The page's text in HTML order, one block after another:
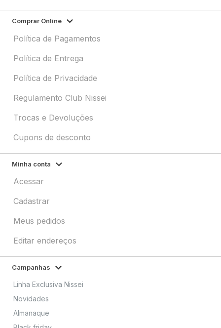
Comprar Online
Política de Pagamentos
Política de Entrega
Política de Privacidade
Regulamento Club Nissei
Trocas e Devoluções
Cupons de desconto
Minha conta
Acessar
Cadastrar
Meus pedidos
Editar endereços
Campanhas
Linha Exclusiva Nissei
Novidades
Almanaque